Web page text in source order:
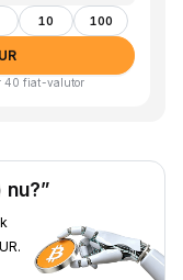
10 100
40 fiat-valutor
nu?”